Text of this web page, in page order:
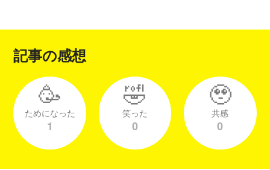
記事の感想
🥳
ためになった
1
🤣
笑った
0
🥹
共感
0